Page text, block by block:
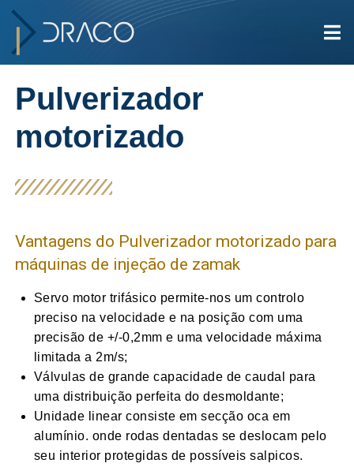
Pulverizador
motorizado
Vantagens do Pulverizador motorizado para
máquinas de injeção de zamak
Servo motor trifásico permite-nos um controlo
preciso na velocidade e na posição com uma
precisão de +/-0,2mm e uma velocidade máxima
limitada a 2m/s;
Válvulas de grande capacidade de caudal para
uma distribuição perfeita do desmoldante;
Unidade linear consiste em secção oca em
alumínio. onde rodas dentadas se deslocam pelo
seu interior protegidas de possíveis salpicos.